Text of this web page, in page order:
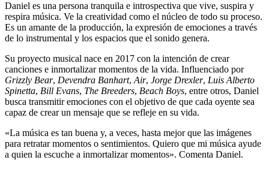
Daniel es una persona tranquila e introspectiva que vive, suspira y
respira música. Ve la creatividad como el núcleo de todo su proceso.
Es un amante de la producción, la expresión de emociones a través
de lo instrumental y los espacios que el sonido genera.
Su proyecto musical nace en 2017 con la intención de crear
canciones e inmortalizar momentos de la vida. Influenciado por
Grizzly Bear, Devendra Banhart,Air, Jorge Drexler, Luis Alberto
Spinetta, Bill Evans, The Breeders, Beach Boys, entre otros, Daniel
busca transmitir emociones con el objetivo de que cada oyente sea
capaz de crear un mensaje que se refleje en su vida.
«La música es tan buena y, a veces, hasta mejor que las imágenes
para retratar momentos o sentimientos. Quiero que mi música ayude
a quien la escuche a inmortalizar momentos». Comenta Daniel.